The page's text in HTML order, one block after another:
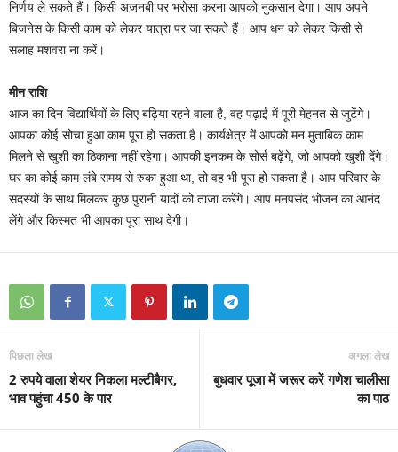
निर्णय ले सकते हैं। किसी अजनबी पर भरोसा करना आपको नुकसान देगा। आप अपने
बिजनेस के किसी काम को लेकर यात्रा पर जा सकते हैं। आप धन को लेकर किसी से
सलाह मशवरा ना करें।
मीन राशि
आज का दिन विद्यार्थियों के लिए बढ़िया रहने वाला है, वह पढ़ाई में पूरी मेहनत से जुटेंगे।
आपका कोई सोचा हुआ काम पूरा हो सकता है। कार्यक्षेत्र में आपको मन मुताबिक काम
मिलने से खुशी का ठिकाना नहीं रहेगा। आपकी इनकम के सोर्स बढ़ेंगे, जो आपको खुशी देंगे।
घर का कोई काम लंबे समय से रुका हुआ था, तो वह भी पूरा हो सकता है। आप परिवार के
सदस्यों के साथ मिलकर कुछ पुरानी यादों को ताजा करेंगे। आप मनपसंद भोजन का आनंद
लेंगे और किस्मत भी आपका पूरा साथ देगी।
पिछला लेख
2 रुपये वाला शेयर निकला मल्टीबैगर,
भाव पहुंचा 450 के पार
अगला लेख
बुधवार पूजा में जरूर करें गणेश चालीसा
का पाठ